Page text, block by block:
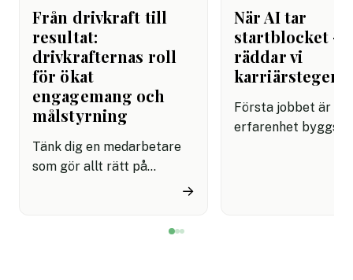
Från drivkraft till
resultat:
drivkrafternas roll
för ökat
engagemang och
målstyrning
Tänk dig en medarbetare
som gör allt rätt på
kollega som är kompetent
→
När AI tar
startblocket –
räddar vi
karriärstegen?
Första jobbet är där
erfarenhet byggs,